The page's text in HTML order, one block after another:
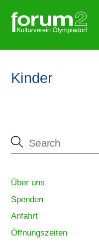
content
Kinder
Über uns
Spenden
Anfahrt
Öffnungszeiten